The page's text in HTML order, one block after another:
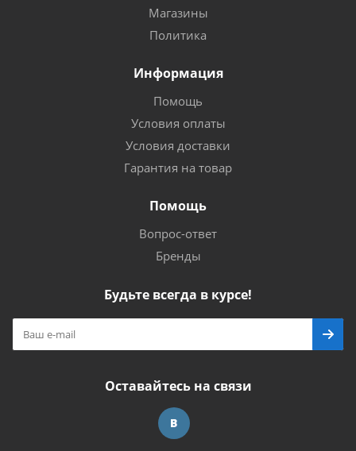
Магазины
Политика
Информация
Помощь
Условия оплаты
Условия доставки
Гарантия на товар
Помощь
Вопрос-ответ
Бренды
Будьте всегда в курсе!
Оставайтесь на связи